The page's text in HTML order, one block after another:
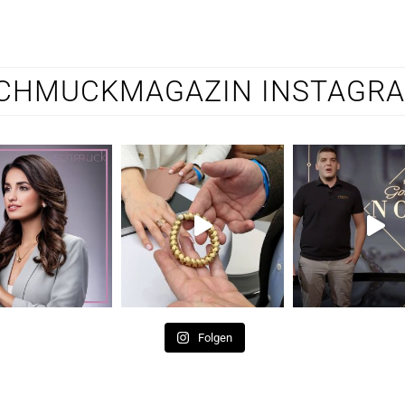
Folgen